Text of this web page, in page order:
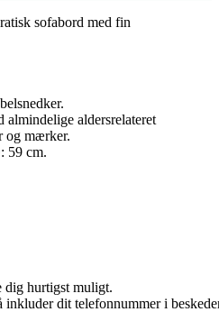
sofabord med fin
almindelige aldersrelateret
og mærker.
59 cm.
dig hurtigst muligt.
dit telefonnummer i